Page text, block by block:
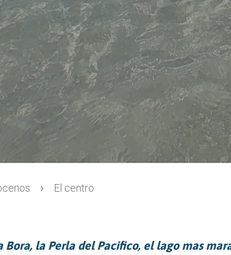
El centro
Bora, la Perla del Pacifico, el lago mas